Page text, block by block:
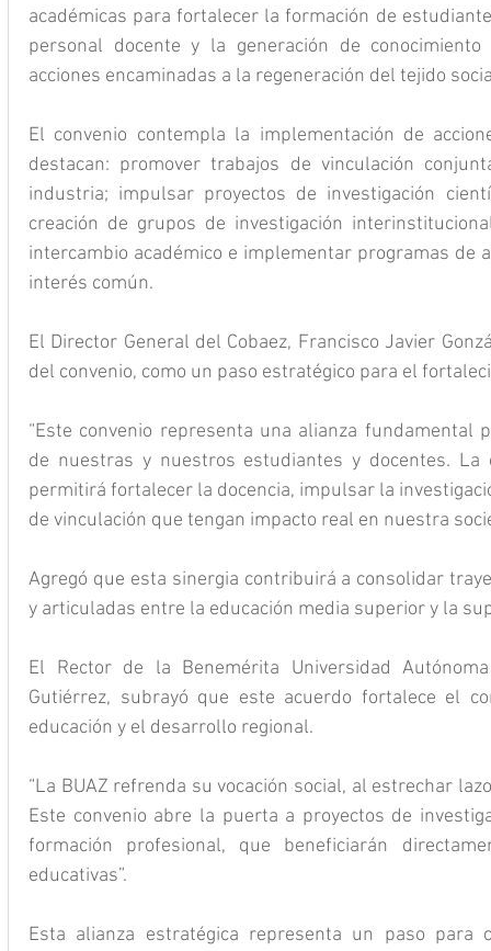
académicas para fortalecer la formación de
personal docente y la generación de
acciones encaminadas a la regeneración del tejido
El convenio contempla la implementación de
destacan: promover trabajos de vinculación
industria; impulsar proyectos de investigación
creación de grupos de investigación
intercambio académico e implementar programas de
interés común.
El Director General del Cobaez, Francisco Javier
del convenio, como un paso estratégico para el
“Este convenio representa una alianza fundamental
de nuestras y nuestros estudiantes y docentes. La
permitirá fortalecer la docencia, impulsar la
de vinculación que tengan impacto real en nuestra
Agregó que esta sinergia contribuirá a consolidar
y articuladas entre la educación media superior y la
El Rector de la Benemérita Universidad
Gutiérrez, subrayó que este acuerdo fortalece el
educación y el desarrollo regional.
“La BUAZ refrenda su vocación social, al estrechar
Este convenio abre la puerta a proyectos de
formación profesional, que beneficiarán
educativas”.
Esta alianza estratégica representa un paso para